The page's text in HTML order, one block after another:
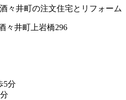
々井町の注文住宅とリフォーム
々井町上岩橋296
5分